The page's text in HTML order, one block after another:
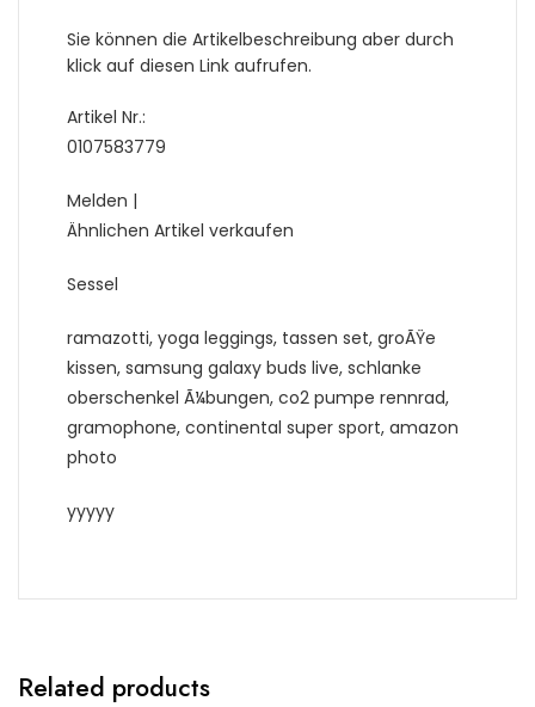
Sie können die Artikelbeschreibung aber durch
klick auf diesen Link aufrufen.
Artikel Nr.:
0107583779
Melden |
Ähnlichen Artikel verkaufen
Sessel
ramazotti, yoga leggings, tassen set, groÃŸe
kissen, samsung galaxy buds live, schlanke
oberschenkel Ã¼bungen, co2 pumpe rennrad,
gramophone, continental super sport, amazon
photo
yyyyy
Related products